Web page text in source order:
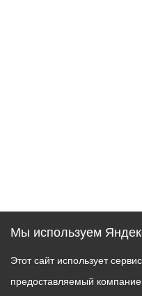
Мы используем
Этот сайт использует
предоставляемый